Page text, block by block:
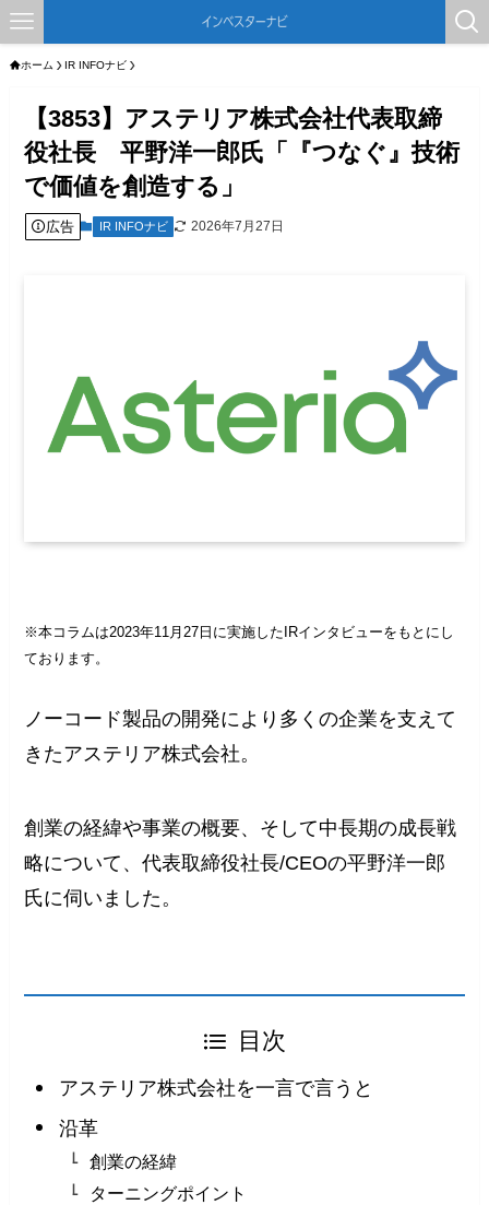
ホーム IR INFOナビ
【3853】アステリア株式会社代表取締
役社長 平野洋一郎氏「『つなぐ』技術
で価値を創造する」
広告 IR INFOナビ 2026年7月27日
※本コラムは2023年11月27日に実施したIRインタビューをもとにし
ております。
ノーコード製品の開発により多くの企業を支えて
きたアステリア株式会社。
創業の経緯や事業の概要、そして中長期の成長戦
略について、代表取締役社長/CEOの平野洋一郎
氏に伺いました。
目次
アステリア株式会社を一言で言うと
沿革
創業の経緯
ターニングポイント